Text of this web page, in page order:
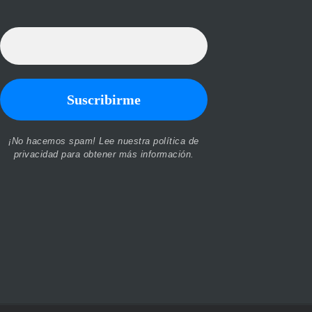
¡No hacemos spam! Lee nuestrapolítica de
privacidadpara obtener más información.